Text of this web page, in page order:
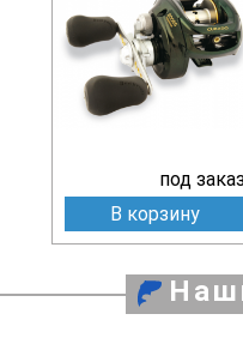
под заказ
В корзину